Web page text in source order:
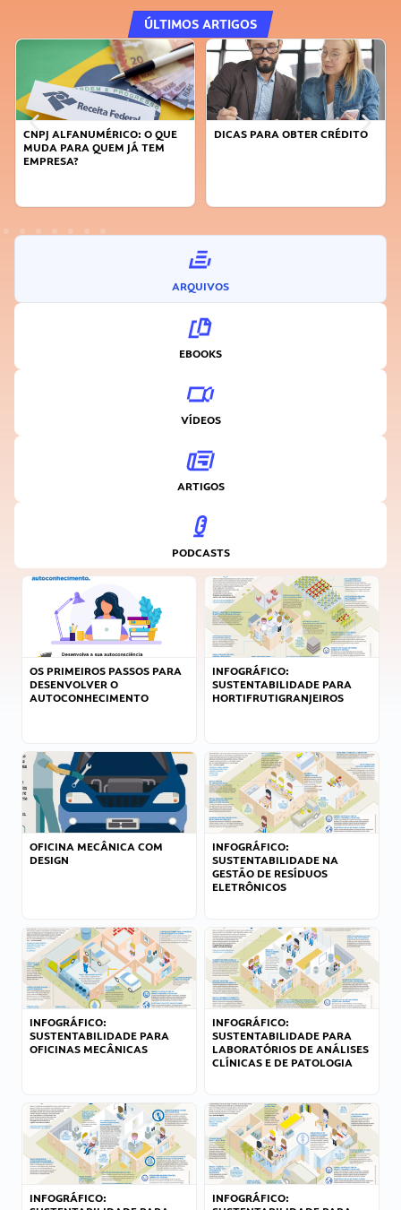
ÚLTIMOS ARTIGOS
DICAS PARA OBTER CRÉDITO
FAÇA A DIFERENÇA: SEJA
ARQUIVOS
EBOOKS
VÍDEOS
ARTIGOS
PODCASTS
OS PRIMEIROS PASSOS PARA
DESENVOLVER O
AUTOCONHECIMENTO
INFOGRÁFICO:
SUSTENTABILIDADE PARA
HORTIFRUTIGRANJEIROS
OFICINA MECÂNICA COM
DESIGN
INFOGRÁFICO:
SUSTENTABILIDADE NA
GESTÃO DE RESÍDUOS
ELETRÔNICOS
INFOGRÁFICO:
SUSTENTABILIDADE PARA
OFICINAS MECÂNICAS
INFOGRÁFICO:
SUSTENTABILIDADE PARA
LABORATÓRIOS DE ANÁLISES
CLÍNICAS E DE PATOLOGIA
INFOGRÁFICO:
INFOGRÁFICO: